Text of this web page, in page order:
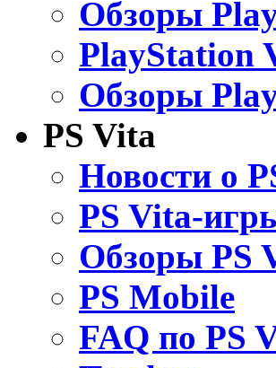
Обзоры
PlayStation
Обзоры
PS Vita
Новости о
PS Vita-
Обзоры PS
PS Mobile
FAQ по PS